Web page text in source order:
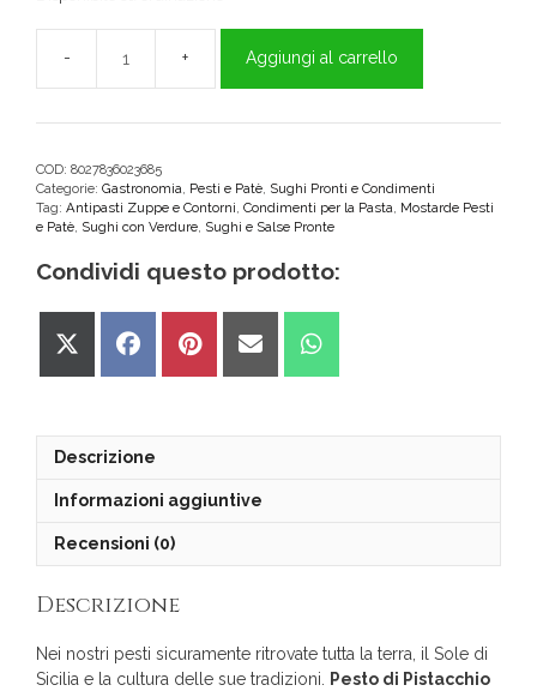
Pesto
di
Pistacchio
Montalbano
quantità
Aggiungi al carrello
COD: 8027836023685
Categorie: Gastronomia, Pesti e Patè, Sughi Pronti e Condimenti
Tag: Antipasti Zuppe e Contorni, Condimenti per la Pasta, Mostarde Pesti
e Patè, Sughi con Verdure, Sughi e Salse Pronte
Condividi questo prodotto:
Share
Share
Share
Share
Share
Descrizione
Informazioni aggiuntive
Recensioni (0)
Descrizione
Nei nostri pesti sicuramente ritrovate tutta la terra, il Sole di
Sicilia e la cultura delle sue tradizioni. Pesto di Pistacchio